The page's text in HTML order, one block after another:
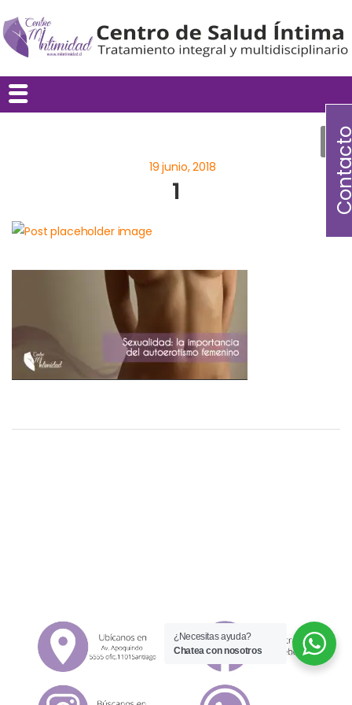
1
¿Necesitas ayuda?
Chatea con nosotros